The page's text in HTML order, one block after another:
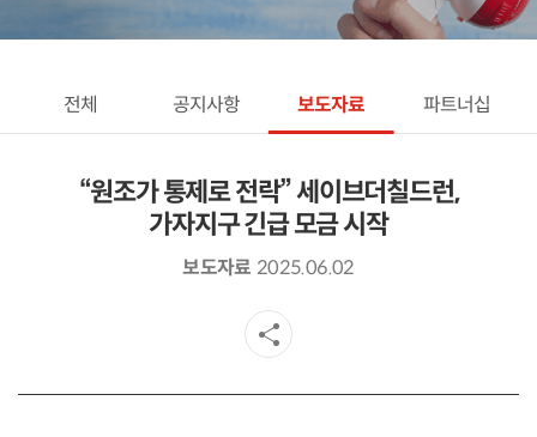
전체 공지사항 보도자료 파트너십
“원조가 통제로 전락” 세이브더칠드런,
가자지구 긴급 모금 시작
보도자료 2025.06.02